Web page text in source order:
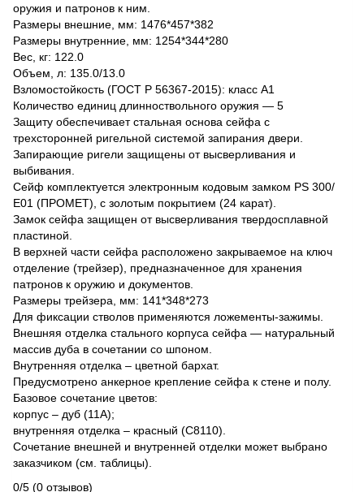
оружия и патронов к ним.
Размеры внешние, мм: 1476*457*382
Размеры внутренние, мм: 1254*344*280
Вес, кг: 122.0
Объем, л: 135.0/13.0
Взломостойкость (ГОСТ Р 56367-2015): класс А1
Количество единиц длинноствольного оружия — 5
Защиту обеспечивает стальная основа сейфа с
трехсторонней ригельной системой запирания двери.
Запирающие ригели защищены от высверливания и
выбивания.
Сейф комплектуется электронным кодовым замком PS 300/
Е01 (ПРОМЕТ), с золотым покрытием (24 карат).
Замок сейфа защищен от высверливания твердосплавной
пластиной.
В верхней части сейфа расположено закрываемое на ключ
отделение (трейзер), предназначенное для хранения
патронов к оружию и документов.
Размеры трейзера, мм: 141*348*273
Для фиксации стволов применяются ложементы-зажимы.
Внешняя отделка стального корпуса сейфа — натуральный
массив дуба в сочетании со шпоном.
Внутренняя отделка – цветной бархат.
Предусмотрено анкерное крепление сейфа к стене и полу.
Базовое сочетание цветов:
корпус – дуб (11А);
внутренняя отделка – красный (С8110).
Сочетание внешней и внутренней отделки может выбрано
заказчиком (см. таблицы).
0/5 (0 отзывов)